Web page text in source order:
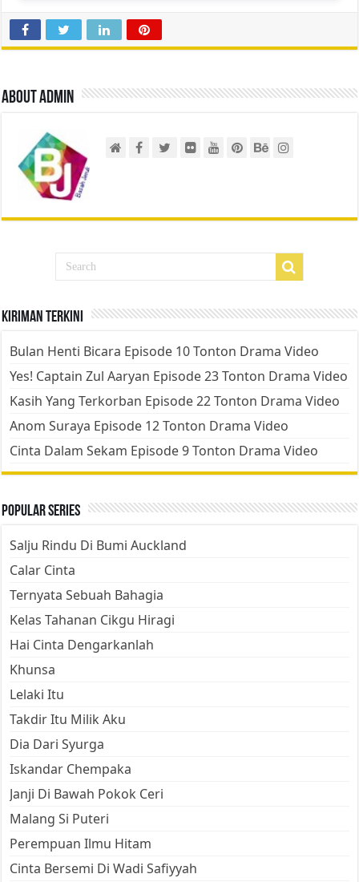
About admin
Kiriman Terkini
Bulan Henti Bicara Episode 10 Tonton Drama Video
Yes! Captain Zul Aaryan Episode 23 Tonton Drama Video
Kasih Yang Terkorban Episode 22 Tonton Drama Video
Anom Suraya Episode 12 Tonton Drama Video
Cinta Dalam Sekam Episode 9 Tonton Drama Video
Popular Series
Salju Rindu Di Bumi Auckland
Calar Cinta
Ternyata Sebuah Bahagia
Kelas Tahanan Cikgu Hiragi
Hai Cinta Dengarkanlah
Khunsa
Lelaki Itu
Takdir Itu Milik Aku
Dia Dari Syurga
Iskandar Chempaka
Janji Di Bawah Pokok Ceri
Malang Si Puteri
Perempuan Ilmu Hitam
Cinta Bersemi Di Wadi Safiyyah